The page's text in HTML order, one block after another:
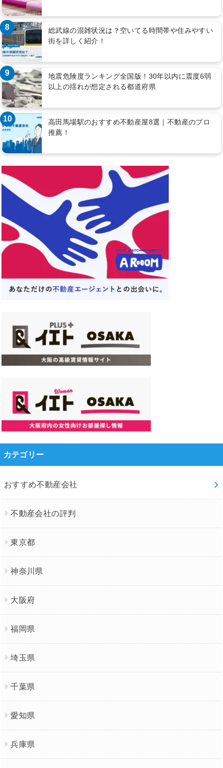
8
総武線の混雑状況は？空いてる時間帯や住みやすい
街を詳しく紹介！
9
地震危険度ランキング全国版！30年以内に震度6弱
以上の揺れが想定される都道府県
10
高田馬場駅のおすすめ不動産屋8選｜不動産のプロ
推薦！
カテゴリー
おすすめ不動産会社
不動産会社の評判
東京都
神奈川県
大阪府
福岡県
埼玉県
千葉県
愛知県
兵庫県